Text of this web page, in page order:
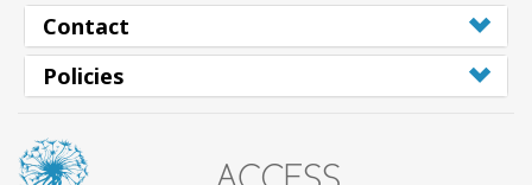
Contact
Policies